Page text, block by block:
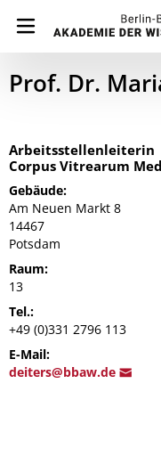
Prof. Dr.
Arbeitsstellenleiterin
Corpus Vitrearum
Gebäude:
Am Neuen Markt 8
14467
Potsdam
Raum:
13
Tel.:
+49 (0)331 2796 113
E-Mail:
deiters@bbaw.de